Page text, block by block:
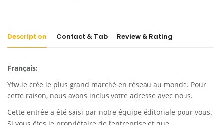
Description Contact & Tab Review & Rating
Français:
Yfw.ie crée le plus grand marché en réseau au monde. Pour
cette raison, nous avons inclus votre adresse avec nous.
Cette entrée a été saisi par notre équipe éditoriale pour vous.